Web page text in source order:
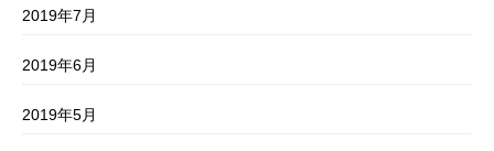
2019年7月
2019年6月
2019年5月